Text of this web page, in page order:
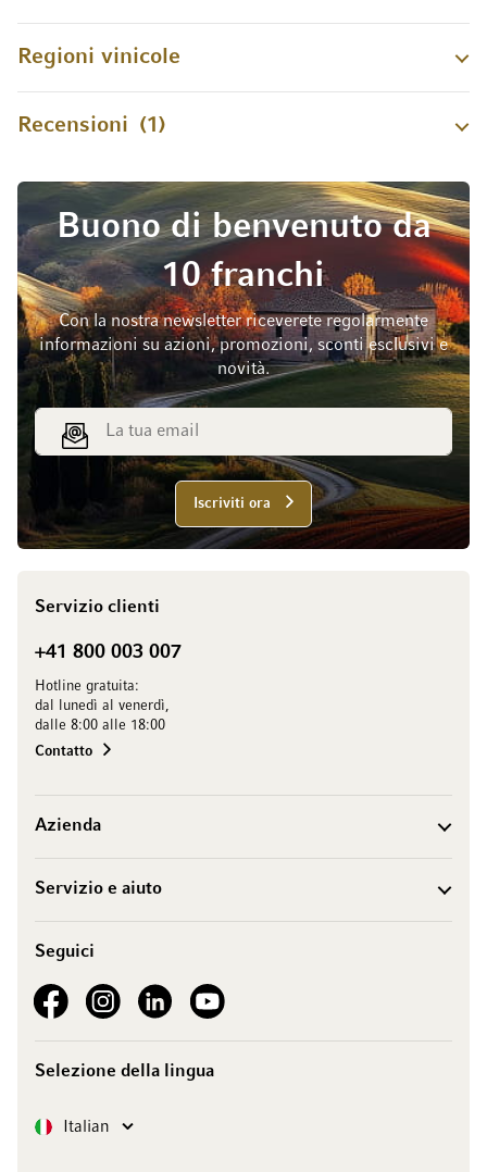
Regioni vinicole
Recensioni 1
Buono di benvenuto da
10 franchi
Con la nostra newsletter riceverete regolarmente
informazioni su azioni, promozioni, sconti esclusivi e
novità.
Indirizzo email
Iscriviti ora
Servizio clienti
+41 800 003 007
Hotline gratuita:
dal lunedì al venerdì,
dalle 8:00 alle 18:00
Contatto
Azienda
Servizio e aiuto
Seguici
See our FacebookSee our Instagram account
See our LinkedInSee our YouTube channel
Selezione della lingua
Lingua Italian